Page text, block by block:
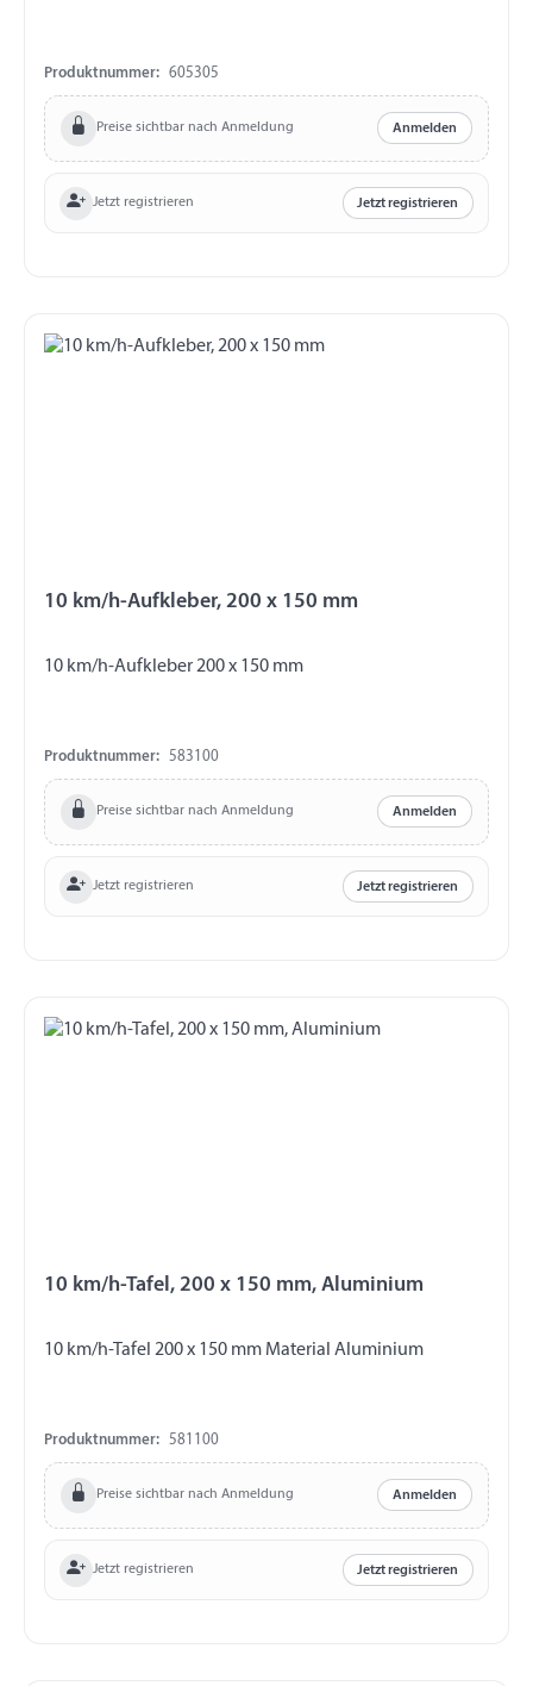
Produktnummer: 605305
Preise sichtbar nach Anmeldung Anmelden
Jetzt registrieren Jetzt registrieren
10 km/h-Aufkleber, 200 x 150 mm
10 km/h-Aufkleber 200 x 150 mm
Produktnummer: 583100
Preise sichtbar nach Anmeldung Anmelden
Jetzt registrieren Jetzt registrieren
10 km/h-Tafel, 200 x 150 mm, Aluminium
10 km/h-Tafel 200 x 150 mm Material Aluminium
Produktnummer: 581100
Preise sichtbar nach Anmeldung Anmelden
Jetzt registrieren Jetzt registrieren